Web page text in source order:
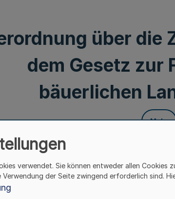
über die
dem Gesetz zur
bäuerlichen
Mehr
verwendet. Sie können entweder allen Cookies
der Seite zwingend erforderlich sind.